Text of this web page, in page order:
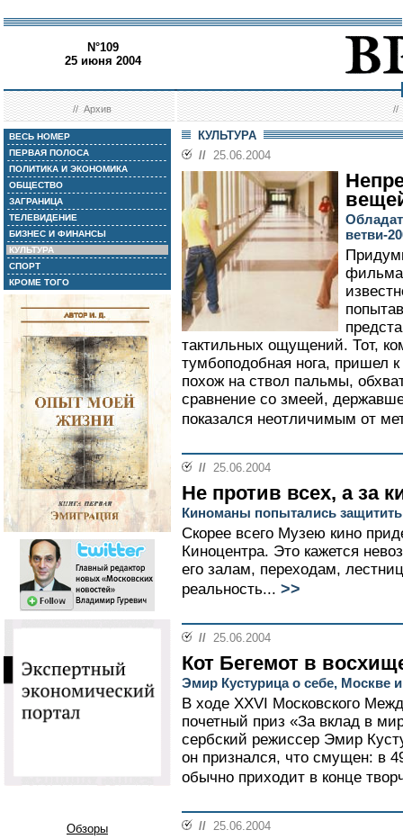
N°109
25 июня 2004
//Архив //
ВЕСЬ НОМЕР
ПЕРВАЯ ПОЛОСА
ПОЛИТИКА И ЭКОНОМИКА
ОБЩЕСТВО
ЗАГРАНИЦА
ТЕЛЕВИДЕНИЕ
БИЗНЕС И ФИНАНСЫ
КУЛЬТУРА
СПОРТ
КРОМЕ ТОГО
Обзоры
КУЛЬТУРА
// 25.06.2004
ветви-
тактильных ощущений. Тот,
тумбоподобная нога, пришел
похож на ствол пальмы,
сравнение со змеей,
показался неотличимым от
// 25.06.2004
Не против всех, а за
Киноманы попытались
Скорее всего Музею кино
Киноцентра. Это кажется
его залам, переходам,
реальность... >>
// 25.06.2004
Кот Бегемот в
Эмир Кустурица о себе, Москве
В ходе XXVI Московского
почетный приз «За вклад в
сербский режиссер Эмир
он признался, что смущен: в
обычно приходит в конце
// 25.06.2004